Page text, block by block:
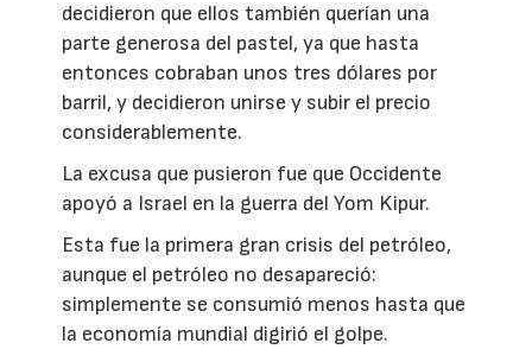
decidieron que ellos también querían una
parte generosa del pastel, ya que hasta
entonces cobraban unos tres dólares por
barril, y decidieron unirse y subir el precio
considerablemente.
La excusa que pusieron fue que Occidente
apoyó a Israel en la guerra del Yom Kipur.
Esta fue la primera gran crisis del petróleo,
aunque el petróleo no desapareció:
simplemente se consumió menos hasta que
la economía mundial digirió el golpe.